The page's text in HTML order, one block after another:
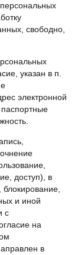
свободно,
указан в п.
электронной
доступ), в
блокирование,
и иной
с
на
в